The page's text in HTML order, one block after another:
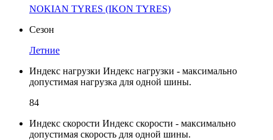
NOKIAN TYRES (IKON TYRES)
Сезон
Летние
Индекс нагрузки Индекс нагрузки - максимально
допустимая нагрузка для одной шины.
84
Индекс скорости Индекс скорости - максимально
допустимая скорость для одной шины.